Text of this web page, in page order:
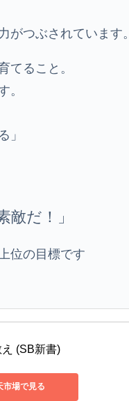
がつぶされています。
てること。
。
」
敵だ！」
位の目標です
(SB新書)
市場で見る